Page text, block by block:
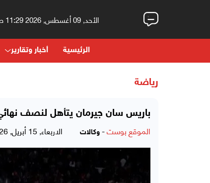
الأحد, 09 أغسطس, 2026 11:29 صباحاً
الرئيسية أخبار وتقارير
رياضة
باريس سان جيرمان يتأهل لنصف
الموقع بوست- وكالات الاربعاء, 15 أبريل, 2026 - 05:27 مساءً